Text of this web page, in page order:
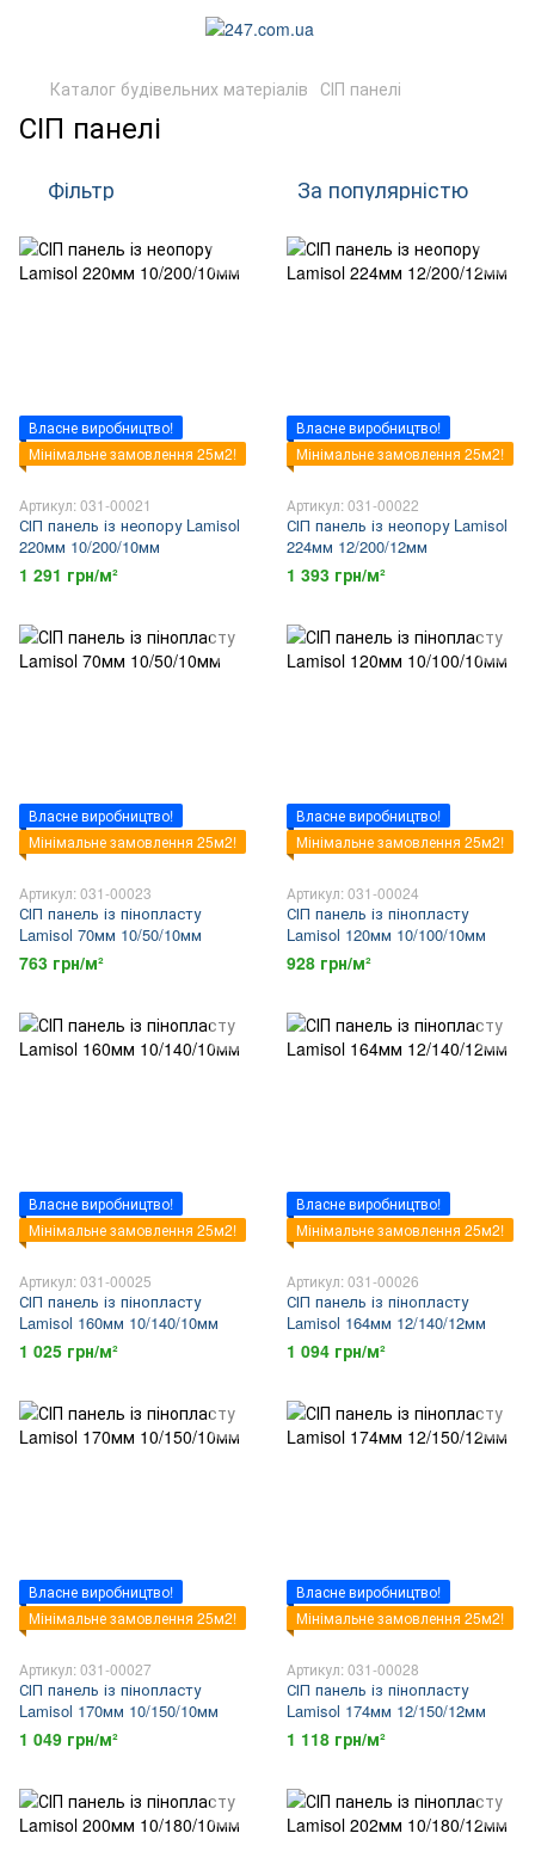
Каталог будівельних матеріалів СІП панелі
СІП панелі
Фільтр За популярністю
Власне виробництво!
Мінімальне замовлення 25м2!
Артикул: 031-00021
СІП панель із неопору Lamisol
220мм 10/200/10мм
1 291 грн/м²
Власне виробництво!
Мінімальне замовлення 25м2!
Артикул: 031-00022
СІП панель із неопору Lamisol
224мм 12/200/12мм
1 393 грн/м²
Власне виробництво!
Мінімальне замовлення 25м2!
Артикул: 031-00023
СІП панель із пінопласту
Lamisol 70мм 10/50/10мм
763 грн/м²
Власне виробництво!
Мінімальне замовлення 25м2!
Артикул: 031-00024
СІП панель із пінопласту
Lamisol 120мм 10/100/10мм
928 грн/м²
Власне виробництво!
Мінімальне замовлення 25м2!
Артикул: 031-00025
СІП панель із пінопласту
Lamisol 160мм 10/140/10мм
1 025 грн/м²
Власне виробництво!
Мінімальне замовлення 25м2!
Артикул: 031-00026
СІП панель із пінопласту
Lamisol 164мм 12/140/12мм
1 094 грн/м²
Власне виробництво!
Мінімальне замовлення 25м2!
Артикул: 031-00027
СІП панель із пінопласту
Lamisol 170мм 10/150/10мм
1 049 грн/м²
Власне виробництво!
Мінімальне замовлення 25м2!
Артикул: 031-00028
СІП панель із пінопласту
Lamisol 174мм 12/150/12мм
1 118 грн/м²